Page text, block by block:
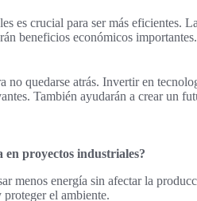
es crucial para ser más eficientes.
beneficios económicos
no quedarse atrás. Invertir en
También ayudarán a crear un
en proyectos industriales?
menos energía sin afectar la
el ambiente.